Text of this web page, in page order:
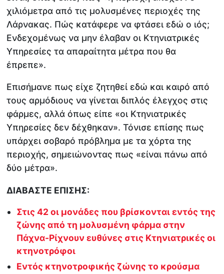
χιλιόμετρα από τις μολυσμένες περιοχές της
Λάρνακας. Πώς κατάφερε να φτάσει εδώ ο ιός;
Ενδεχομένως να μην έλαβαν οι Κτηνιατρικές
Υπηρεσίες τα απαραίτητα μέτρα που θα
έπρεπε».
Επισήμανε πως είχε ζητηθεί εδώ και καιρό από
τους αρμόδιους να γίνεται διπλός έλεγχος στις
φάρμες, αλλά όπως είπε «οι Κτηνιατρικές
Υπηρεσίες δεν δέχθηκαν». Τόνισε επίσης πως
υπάρχει σοβαρό πρόβλημα με τα χόρτα της
περιοχής, σημειώνοντας πως «είναι πάνω από
δύο μέτρα».
ΔΙΑΒΑΣΤΕ ΕΠΙΣΗΣ:
Στις 42 οι μονάδες που βρίσκονται εντός της
ζώνης από τη μολυσμένη φάρμα στην
Πάχνα-Ρίχνουν ευθύνες στις Κτηνιατρικές οι
κτηνοτρόφοι
Εντός κτηνοτροφικής ζώνης το κρούσμα